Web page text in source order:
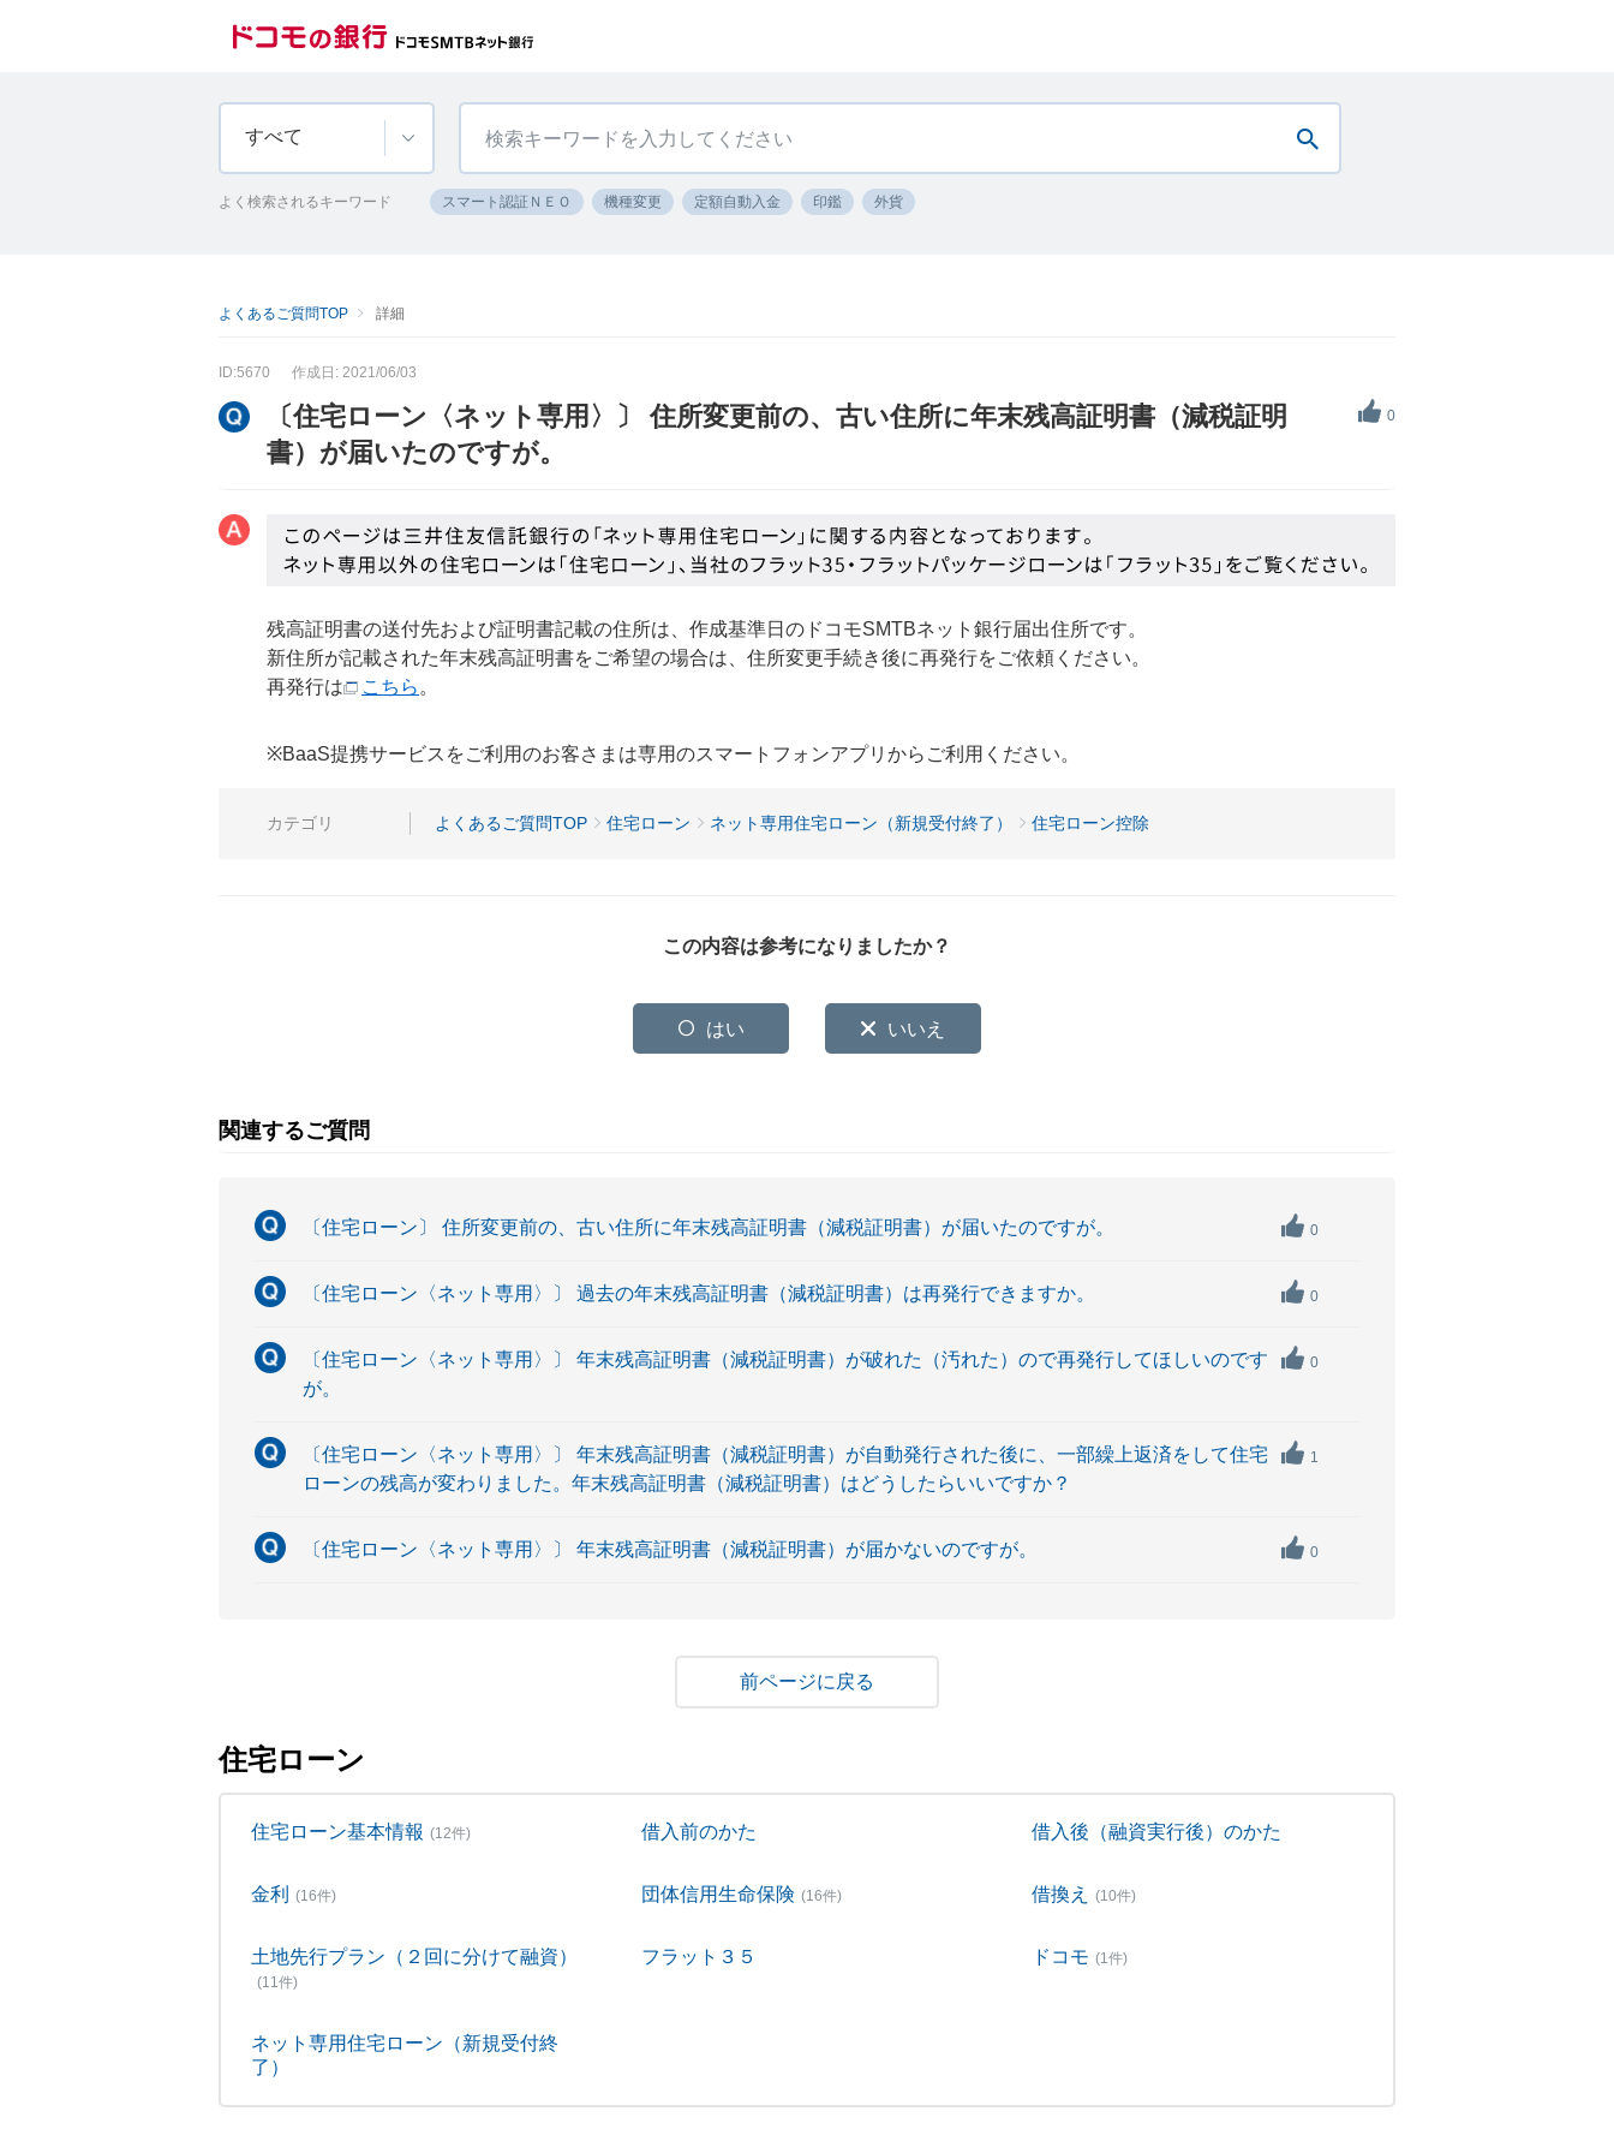
すべて
よく検索されるキーワード スマート認証ＮＥＯ 機種変更 定額自動入金 印鑑 外貨
よくあるご質問TOP 詳細
ID:5670 作成日: 2021/06/03
0
〔住宅ローン〈ネット専用〉〕 住所変更前の、古い住所に年末残高証明書（減税証明
書）が届いたのですが。
残高証明書の送付先および証明書記載の住所は、作成基準日のドコモSMTBネット銀行届出住所です。
新住所が記載された年末残高証明書をご希望の場合は、住所変更手続き後に再発行をご依頼ください。
再発行は
こちら 。
※BaaS提携サービスをご利用のお客さまは専用のスマートフォンアプリからご利用ください。
カテゴリ よくあるご質問TOP 住宅ローン ネット専用住宅ローン（新規受付終了） 住宅ローン控除
この内容は参考になりましたか？
はい いいえ
関連するご質問
〔住宅ローン〕 住所変更前の、古い住所に年末残高証明書（減税証明書）が届いたのですが。 0
〔住宅ローン〈ネット専用〉〕 過去の年末残高証明書（減税証明書）は再発行できますか。 0
〔住宅ローン〈ネット専用〉〕 年末残高証明書（減税証明書）が破れた（汚れた）ので再発行してほしいのです
が。
0
〔住宅ローン〈ネット専用〉〕 年末残高証明書（減税証明書）が自動発行された後に、一部繰上返済をして住宅
ローンの残高が変わりました。年末残高証明書（減税証明書）はどうしたらいいですか？
1
〔住宅ローン〈ネット専用〉〕 年末残高証明書（減税証明書）が届かないのですが。 0
戻る
住宅ローン
住宅ローン基本情報 (12件) 借入前のかた 借入後（融資実行後）のかた
金利 (16件) 団体信用生命保険 (16件) 借換え (10件)
土地先行プラン（２回に分けて融資）
(11件)
フラット３５ ドコモ (1件)
ネット専用住宅ローン（新規受付終
了）